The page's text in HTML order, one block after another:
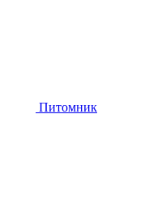
Питомник